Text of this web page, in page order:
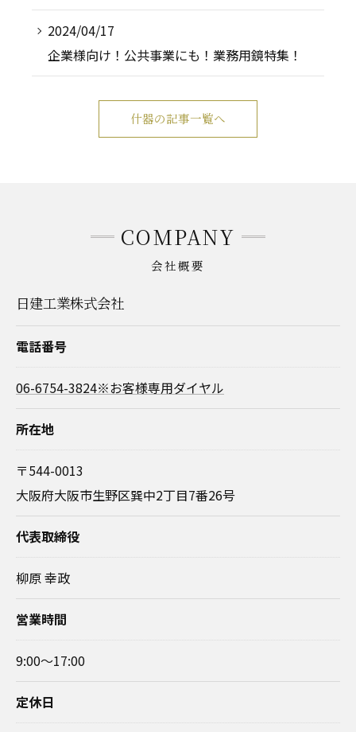
2024/04/17
企業様向け！公共事業にも！業務用鏡特集！
什器の記事一覧へ
会社概要
COMPANY
日建工業株式会社
電話番号
06-6754-3824※お客様専用ダイヤル
所在地
〒544-0013
大阪府大阪市生野区巽中2丁目7番26号
代表取締役
柳原 幸政
営業時間
9:00～17:00
定休日